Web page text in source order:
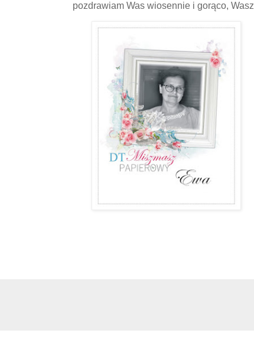
pozdrawiam Was wiosennie i gorąco,